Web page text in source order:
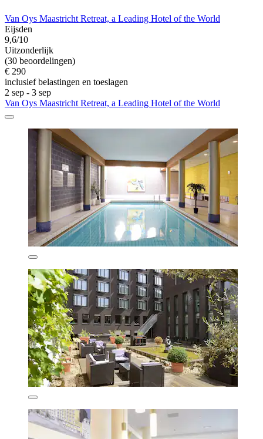
Van Oys Maastricht Retreat, a Leading Hotel of the World
Eijsden
9,6/10
Uitzonderlijk
(30 beoordelingen)
€ 290
inclusief belastingen en toeslagen
2 sep - 3 sep
Van Oys Maastricht Retreat, a Leading Hotel of the World